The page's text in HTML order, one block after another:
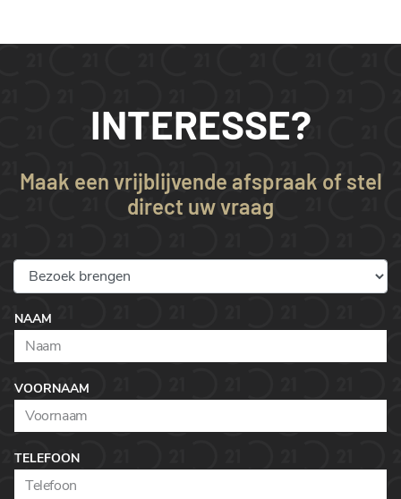
INTERESSE?
Maak een vrijblijvende afspraak of stel
direct uw vraag
NAAM
VOORNAAM
TELEFOON